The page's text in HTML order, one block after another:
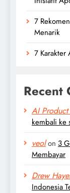
7
Menarik
7 Karakter
Recent
AI
kembali ke
veolon 3
Membayar
Drew
Indonesia